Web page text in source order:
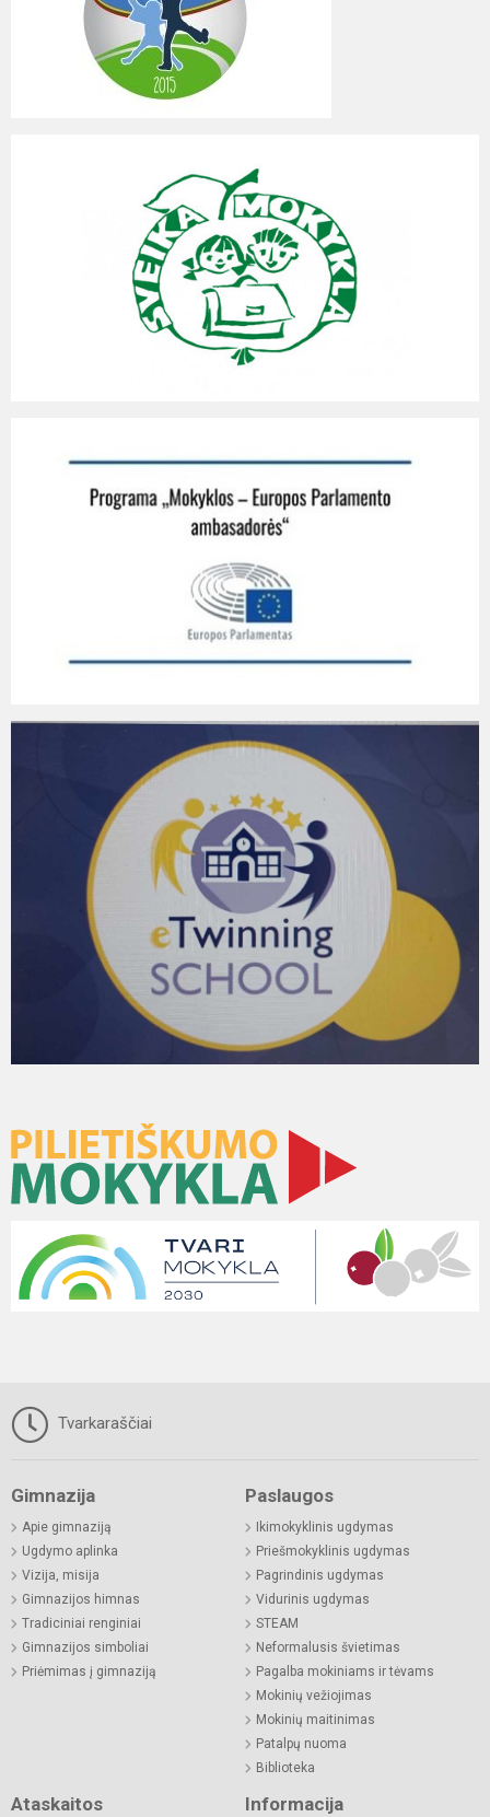
Tvarkaraščiai
Gimnazija
Apie gimnaziją
Ugdymo aplinka
Vizija, misija
Gimnazijos himnas
Tradiciniai renginiai
Gimnazijos simboliai
Priėmimas į gimnaziją
Paslaugos
Ikimokyklinis ugdymas
Priešmokyklinis ugdymas
Pagrindinis ugdymas
Vidurinis ugdymas
STEAM
Neformalusis švietimas
Pagalba mokiniams ir tėvams
Mokinių vežiojimas
Mokinių maitinimas
Patalpų nuoma
Biblioteka
Ataskaitos Informacija